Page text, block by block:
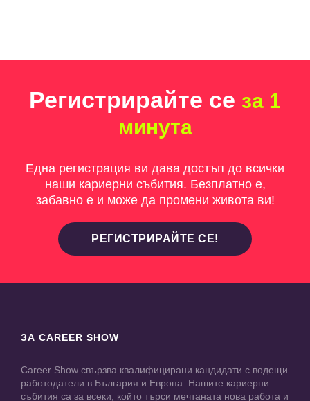
Регистрирайте се за 1
минута
Една регистрация ви дава достъп до всички
наши кариерни събития. Безплатно е,
забавно е и може да промени живота ви!
РЕГИСТРИРАЙТЕ СЕ!
ЗА CAREER SHOW
Career Show свързва квалифицирани кандидати с водещи
работодатели в България и Европа. Нашите кариерни
събития са за всеки, който търси мечтаната нова работа и